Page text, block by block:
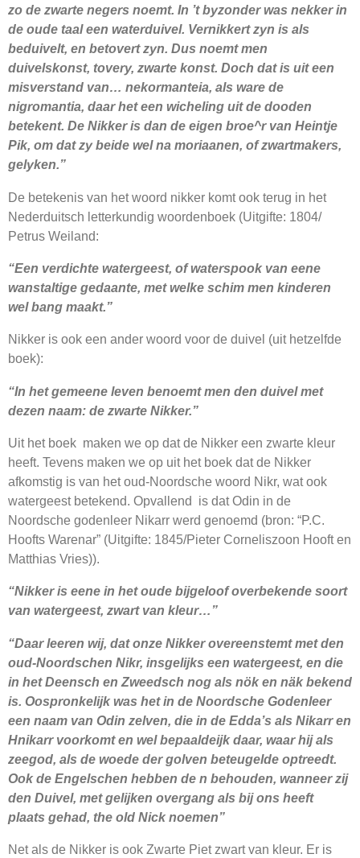
zo de zwarte negers noemt. In ’t byzonder was nekker in
de oude taal een waterduivel. Vernikkert zyn is als
beduivelt, en betovert zyn. Dus noemt men
duivelskonst, tovery, zwarte konst. Doch dat is uit een
misverstand van… nekormanteia, als ware de
nigromantia, daar het een wicheling uit de dooden
betekent. De Nikker is dan de eigen broe^r van Heintje
Pik, om dat zy beide wel na moriaanen, of zwartmakers,
gelyken.”
De betekenis van het woord nikker komt ook terug in het
Nederduitsch letterkundig woordenboek (Uitgifte: 1804/
Petrus Weiland:
“Een verdichte watergeest, of waterspook van eene
wanstaltige gedaante, met welke schim men kinderen
wel bang maakt.”
Nikker is ook een ander woord voor de duivel (uit hetzelfde
boek):
“In het gemeene leven benoemt men den duivel met
dezen naam: de zwarte Nikker.”
Uit het boek maken we op dat de Nikker een zwarte kleur
heeft. Tevens maken we op uit het boek dat de Nikker
afkomstig is van het oud-Noordsche woord Nikr, wat ook
watergeest betekend. Opvallend is dat Odin in de
Noordsche godenleer Nikarr werd genoemd (bron: “P.C.
Hoofts Warenar” (Uitgifte: 1845/Pieter Corneliszoon Hooft en
Matthias Vries)).
“Nikker is eene in het oude bijgeloof overbekende soort
van watergeest, zwart van kleur…”
“Daar leeren wij, dat onze Nikker overeenstemt met den
oud-Noordschen Nikr, insgelijks een watergeest, en die
in het Deensch en Zweedsch nog als nök en näk bekend
is. Oospronkelijk was het in de Noordsche Godenleer
een naam van Odin zelven, die in de Edda’s als Nikarr en
Hnikarr voorkomt en wel bepaaldeijk daar, waar hij als
zeegod, als de woede der golven beteugelde optreedt.
Ook de Engelschen hebben de n behouden, wanneer zij
den Duivel, met gelijken overgang als bij ons heeft
plaats gehad, the old Nick noemen”
Net als de Nikker is ook Zwarte Piet zwart van kleur. Er is